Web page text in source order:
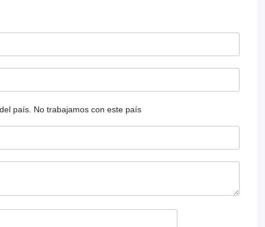
país. No trabajamos con este país